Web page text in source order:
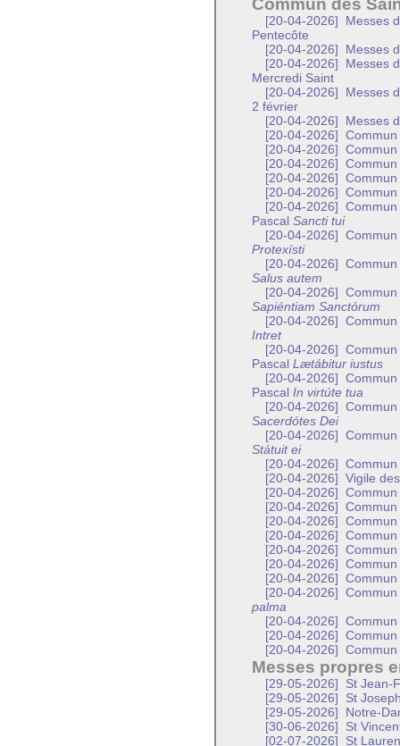
Commun des
[20-04-2026]
Messes
Pentecôte
[20-04-2026]
Messes
[20-04-2026]
Messes
Mercredi Saint
[20-04-2026]
Messes
2 février
[20-04-2026]
Messes
[20-04-2026]
[20-04-2026]
Commun
[20-04-2026]
Commun
[20-04-2026]
[20-04-2026]
Commun
[20-04-2026]
Pascal Sancti tui
[20-04-2026]
Commun
Protexísti
[20-04-2026]
Salus autem
[20-04-2026]
Sapiéntiam Sanctórum
[20-04-2026]
Intret
[20-04-2026]
Commun
Pascal Lætábitur iustus
[20-04-2026]
Commun
Pascal In virtúte tua
[20-04-2026]
Commun
Sacerdótes Dei
[20-04-2026]
Commun
Státuit ei
[20-04-2026]
[20-04-2026]
Vigile
[20-04-2026]
[20-04-2026]
[20-04-2026]
[20-04-2026]
[20-04-2026]
[20-04-2026]
[20-04-2026]
Commun
[20-04-2026]
palma
[20-04-2026]
[20-04-2026]
[20-04-2026]
Messes propres
[29-05-2026]
St Jean-
[29-05-2026]
St
[29-05-2026]
Notre-
[30-06-2026]
St
[02-07-2026]
St